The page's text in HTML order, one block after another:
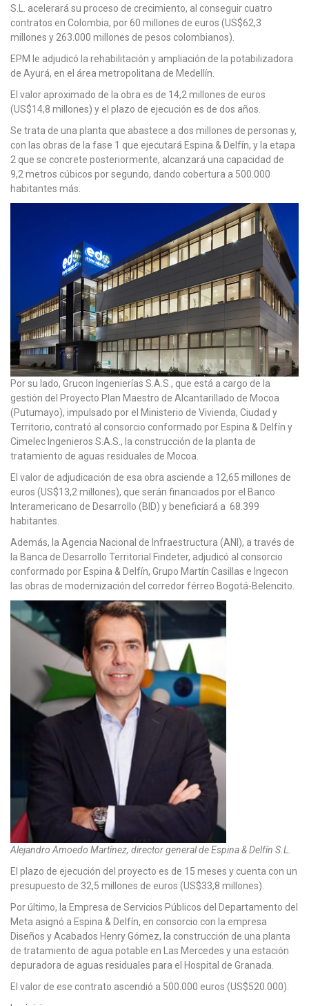
S.L. acelerará su proceso de crecimiento, al conseguir cuatro
contratos en Colombia, por 60 millones de euros (US$62,3
millones y 263.000 millones de pesos colombianos).
EPM le adjudicó la rehabilitación y ampliación de la potabilizadora
de Ayurá, en el área metropolitana de Medellín.
El valor aproximado de la obra es de 14,2 millones de euros
(US$14,8 millones) y el plazo de ejecución es de dos años.
Se trata de una planta que abastece a dos millones de personas y,
con las obras de la fase 1 que ejecutará Espina & Delfín, y la etapa
2 que se concrete posteriormente, alcanzará una capacidad de
9,2 metros cúbicos por segundo, dando cobertura a 500.000
habitantes más.
Por su lado, Grucon Ingenierías S.A.S., que está a cargo de la
gestión del Proyecto Plan Maestro de Alcantarillado de Mocoa
(Putumayo), impulsado por el Ministerio de Vivienda, Ciudad y
Territorio, contrató al consorcio conformado por Espina & Delfín y
Cimelec Ingenieros S.A.S., la construcción de la planta de
tratamiento de aguas residuales de Mocoa.
El valor de adjudicación de esa obra asciende a 12,65 millones de
euros (US$13,2 millones), que serán financiados por el Banco
Interamericano de Desarrollo (BID) y beneficiará a 68.399
habitantes.
Además, la Agencia Nacional de Infraestructura (ANI), a través de
la Banca de Desarrollo Territorial Findeter, adjudicó al consorcio
conformado por Espina & Delfín, Grupo Martín Casillas e Ingecon
las obras de modernización del corredor férreo Bogotá-Belencito.
Alejandro Amoedo Martínez, director general de Espina & Delfín S.L.
El plazo de ejecución del proyecto es de 15 meses y cuenta con un
presupuesto de 32,5 millones de euros (US$33,8 millones).
Por último, la Empresa de Servicios Públicos del Departamento del
Meta asignó a Espina & Delfín, en consorcio con la empresa
Diseños y Acabados Henry Gómez, la construcción de una planta
de tratamiento de agua potable en Las Mercedes y una estación
depuradora de aguas residuales para el Hospital de Granada.
El valor de ese contrato ascendió a 500.000 euros (US$520.000).